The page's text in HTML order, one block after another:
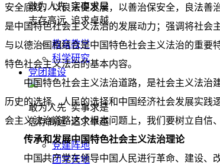
敢为人先 实事求是
志存高远 追求卓越
教育教学
科学研究
党团建设
敢为人先 实事求是
志存高远 追求卓越
党建阵地
团学天地
安全底线，以良法促发展，以善治保安全，良法善
是中国特色社会主义法治的发展动力；强调将社会
与以德治国相结合是中国特色社会主义法治的重要
特色社会主义法治的基本内容。
中国特色社会主义法治道路，是社会主义法治
历史的选择、人民的选择和中国经济社会发展实践
会主义法治道路这个根本问题上，我们要树立自信
传承和发展中国特色社会主义法治理论
中国共产党在领导中国人民进行革命、建设、